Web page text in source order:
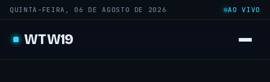
QUINTA-FEIRA, 06 DE AGOSTO DE 2026 AO VIVO
WTW19